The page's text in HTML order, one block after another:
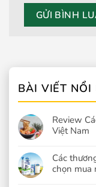
BÀI VIẾT NỔI
Review
Việt Nam
Các
chọn mua